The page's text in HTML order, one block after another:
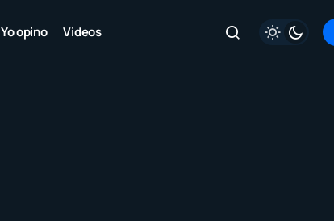
Yo opino Videos